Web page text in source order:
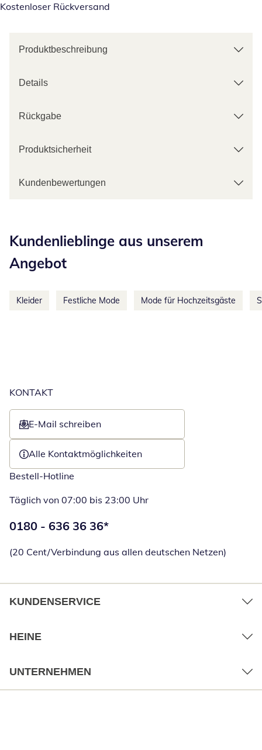
Kostenloser Rückversand
Produktbeschreibung
Details
Rückgabe
Produktsicherheit
Kundenbewertungen
Kundenlieblinge aus unserem
Angebot
Kleider Festliche Mode Mode für Hochzeitsgäste
KONTAKT
E-Mail schreiben
Öffnet E-Mail-Client
Alle Kontaktmöglichkeiten
Bestell-Hotline
Täglich von 07:00 bis 23:00 Uhr
Telefonnummer:
0180 - 636 36 36*
(20 Cent/Verbindung aus allen deutschen Netzen)
KUNDENSERVICE
HEINE
UNTERNEHMEN